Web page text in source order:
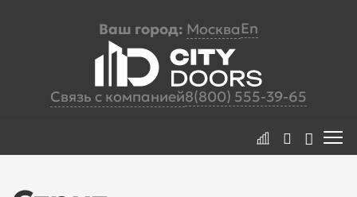
Ваш город: МоскваEn
Связь с компанией8(800) 555-39-65